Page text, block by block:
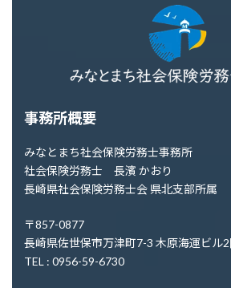
事務所概要
みなとまち社会保険労務士事務所
社会保険労務士 長濱 かおり
長崎県社会保険労務士会 県北支部所属
〒857-0877
長崎県佐世保市万津町7-3 木原海運ビル
TEL : 0956-59-6730